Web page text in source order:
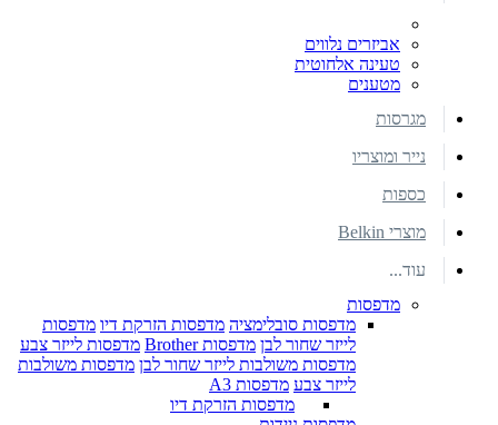
אביזרים נלווים
טעינה אלחוטית
מטענים
מגרסות
נייר ומוצריו
כספות
מוצרי Belkin
עוד...
מדפסות
מדפסות סובלימציה מדפסות הזרקת דיו מדפסות
לייזר שחור לבן מדפסות Brother
מדפסות לייזר צבע
מדפסות משולבות לייזר שחור לבן מדפסות משולבות
לייזר צבע מדפסות A3
מדפסות הזרקת דיו